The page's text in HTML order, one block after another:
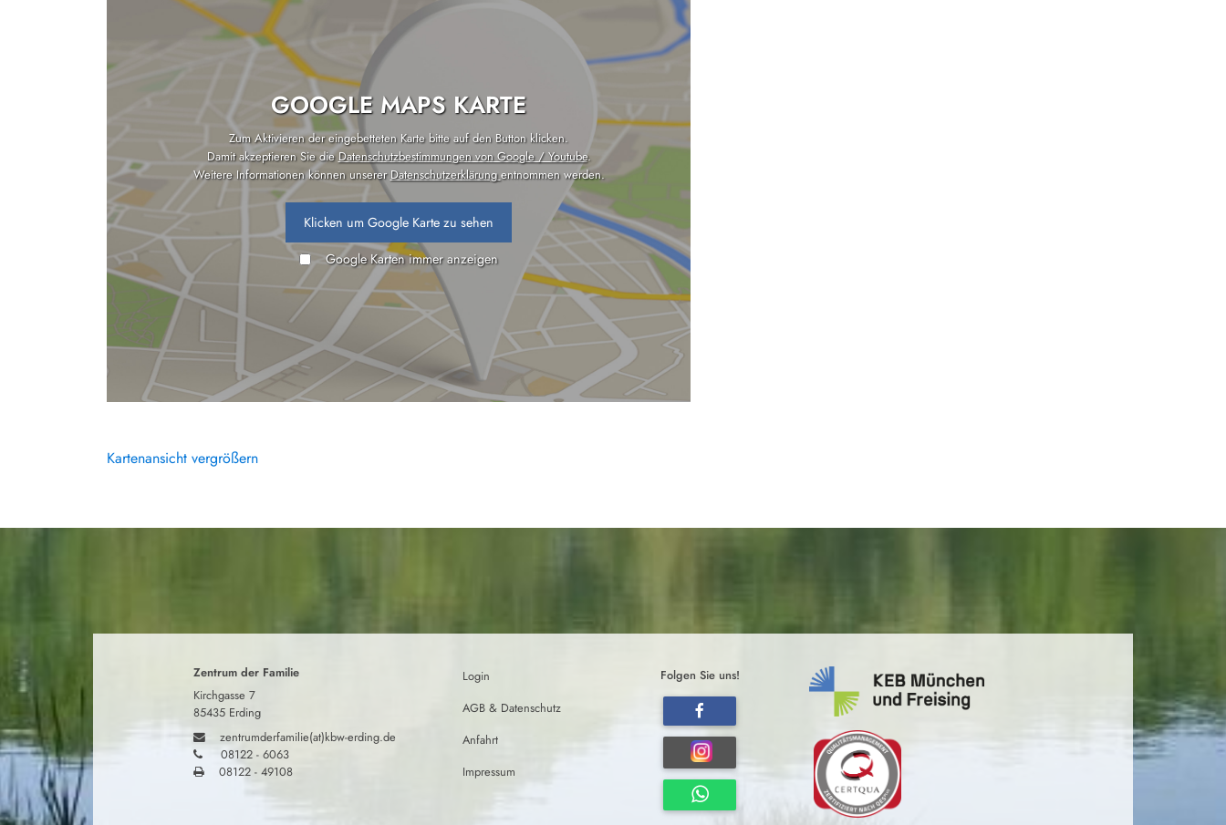
GOOGLE MAPS KARTE
Zum Aktivieren der eingebetteten Karte bitte auf den Button klicken.
Damit akzeptieren Sie dieDatenschutzbestimmungen von Google / Youtube.
Weitere Informationen können unsererDatenschutzerklärungentnommen werden.
Klicken um Google Karte zu sehen
Google Karten immer anzeigen
Kartenansicht vergrößern
Zentrum der Familie
Kirchgasse 7
85435 Erding
zentrumderfamilie(at)kbw-erding.de
08122 - 6063
08122 - 49108
Login
AGB & Datenschutz
Anfahrt
Impressum
Folgen Sie uns!